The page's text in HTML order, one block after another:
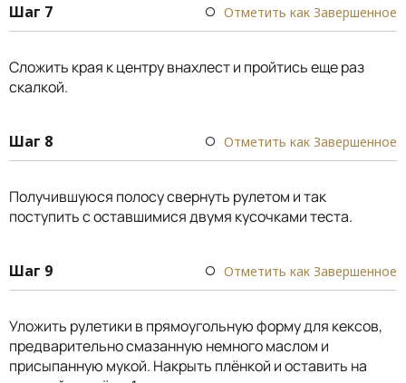
Шаг 7 Отметить как Завершенное
Сложить края к центру внахлест и пройтись еще раз
скалкой.
Шаг 8 Отметить как Завершенное
Получившуюся полосу свернуть рулетом и так
поступить с оставшимися двумя кусочками теста.
Шаг 9 Отметить как Завершенное
Уложить рулетики в прямоугольную форму для кексов,
предварительно смазанную немного маслом и
присыпанную мукой. Накрыть плёнкой и оставить на